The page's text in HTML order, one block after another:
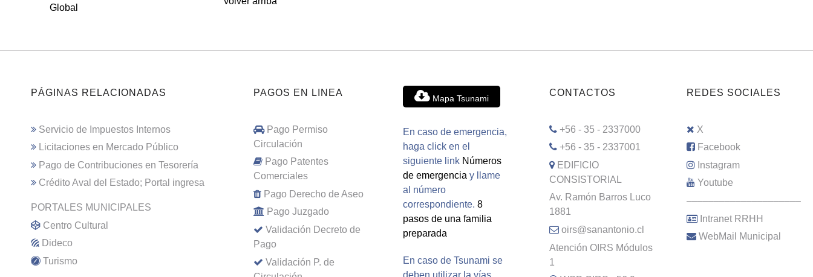
Global
PÁGINAS RELACIONADAS
Servicio de Impuestos Internos
Licitaciones en Mercado Público
Pago de Contribuciones en Tesorería
Crédito Aval del Estado; Portal ingresa
PORTALES MUNICIPALES
Centro Cultural
Dideco
Turismo
PAGOS EN LINEA
Pago Permiso
Circulación
Pago Patentes
Comerciales
Pago Derecho de Aseo
Pago Juzgado
Validación Decreto de
Pago
Validación P. de
Mapa Tsunami
En caso de emergencia,
haga click en el
siguiente link Números
de emergencia y llame
al número
correspondiente. 8
pasos de una familia
preparada
En caso de Tsunami se
deben utilizar la vías
CONTACTOS
+56 - 35 - 2337000
+56 - 35 - 2337001
EDIFICIO
CONSISTORIAL
Av. Ramón Barros Luco
1881
oirs@sanantonio.cl
Atención OIRS Módulos
1
REDES SOCIALES
X
Facebook
Instagram
Youtube
–––––––––––––––––––––
Intranet RRHH
WebMail Municipal